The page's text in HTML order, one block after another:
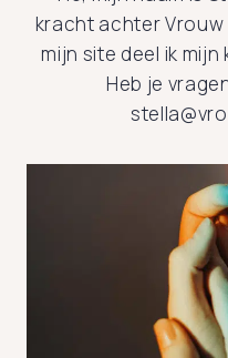
kracht achter Vrouw
mijn site deel ik mijn
Heb je